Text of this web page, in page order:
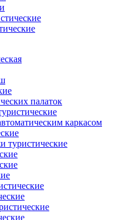
палаток
каркасом
туристические